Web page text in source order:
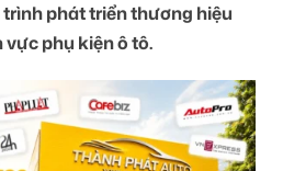
phát triển thương hiệu
phụ kiện ô tô.